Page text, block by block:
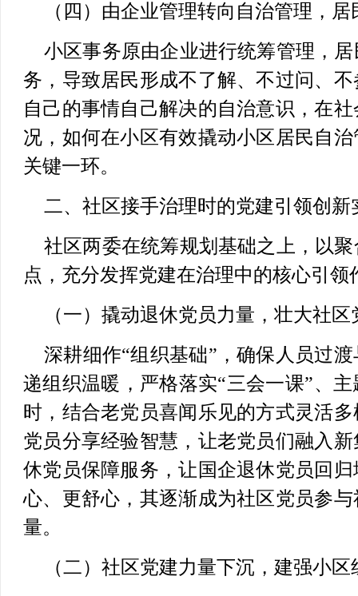
（四）由企业管理转向自治管理，
小区事务原由企业进行统筹管理，
务，导致居民形成不了解、不过问、
自己的事情自己解决的自治意识，在
况，如何在小区有效撬动小区居民自
关键一环。
二、社区接手治理时的党建引领创新
社区两委在统筹规划基础之上，以
点，充分发挥党建在治理中的核心引领
（一）撬动退休党员力量，壮大社
深耕细作“组织基础”，确保人员过
递组织温暖，严格落实“三会一课”、
时，结合老党员喜闻乐见的方式灵活
党员分享经验智慧，让老党员们融入
休党员保障服务，让国企退休党员回
心、更舒心，其逐渐成为社区党员参
量。
（二）社区党建力量下沉，建强小